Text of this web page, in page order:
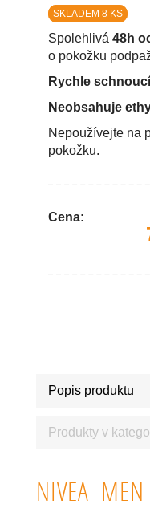
SKLADEM 8 KS
Spolehlivá 48h
o pokožku
Rychle
Neobsahuje
Nepoužívejte na
pokožku.
Cena:
Popis produktu
Produkty v
NIVEA